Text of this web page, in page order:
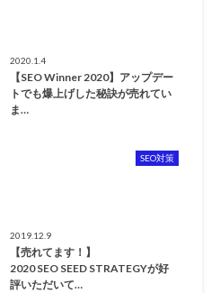
2020.1.4
【SEO Winner 2020】アップデー
トでも爆上げした秘訣が売れてい
ま…
SEO対策
2019.12.9
【売れてます！】
2020 SEO SEED STRATEGYが好
評いただいて…